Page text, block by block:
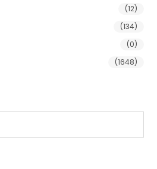
(12)
(134)
(0)
(1648)